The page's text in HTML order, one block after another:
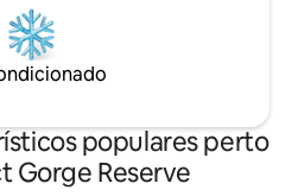
populares perto
Gorge Reserve